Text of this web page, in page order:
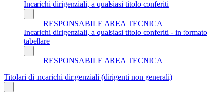
Incarichi dirigenziali, a qualsiasi titolo conferiti
RESPONSABILE AREA TECNICA
Incarichi dirigenziali, a qualsiasi titolo conferiti - in formato
tabellare
RESPONSABILE AREA TECNICA
Titolari di incarichi dirigenziali (dirigenti non generali)